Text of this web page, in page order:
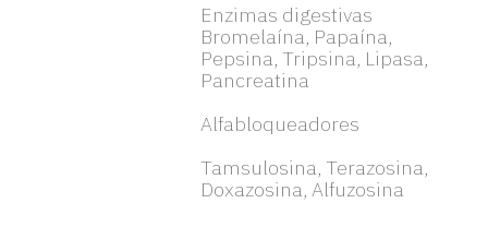
Enzimas digestivas
Bromelaína, Papaína,
Pepsina, Tripsina, Lipasa,
Pancreatina
Alfabloqueadores
Tamsulosina, Terazosina,
Doxazosina, Alfuzosina